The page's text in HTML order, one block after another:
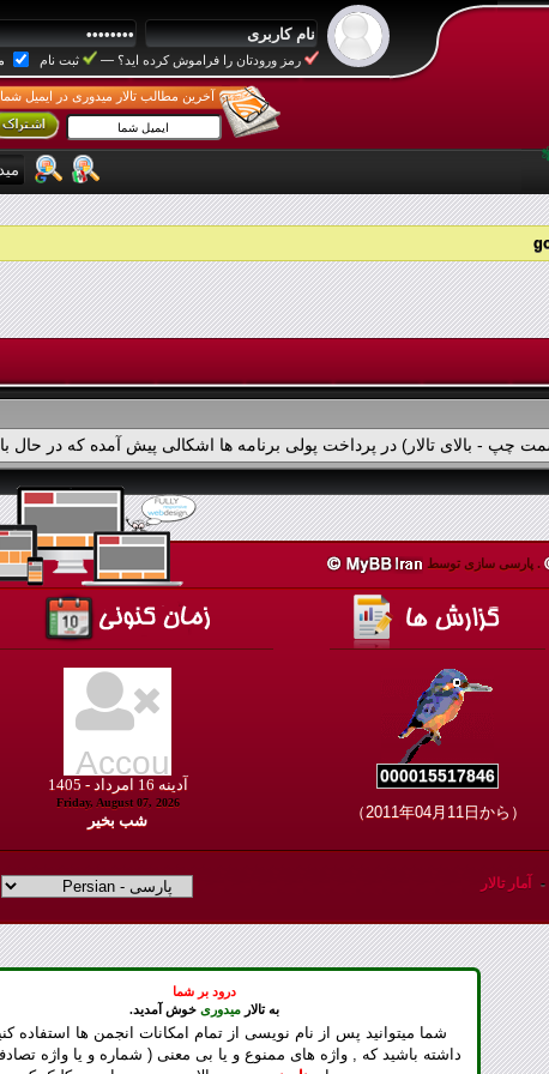
رمز ورودتان را فراموش کرده اید؟ — ثبت نام
درود بر شما
به تالار میدوریخوش آمدید.
شما میتوانید پس از نام نویسی از تمام امکانات انجمن ها استفاده
داشته باشید که , واژه های ممنوع و یا بی معنی ( شماره و یا واژه
آخرین مطالب تالار میدوری در ایمیل شما
.پارسی سازی توسط
آدينه امرداد - 1405
Friday, August 07, 2026
شب بخير
000015517846
（2011年04月11日から）
- آمار تالار